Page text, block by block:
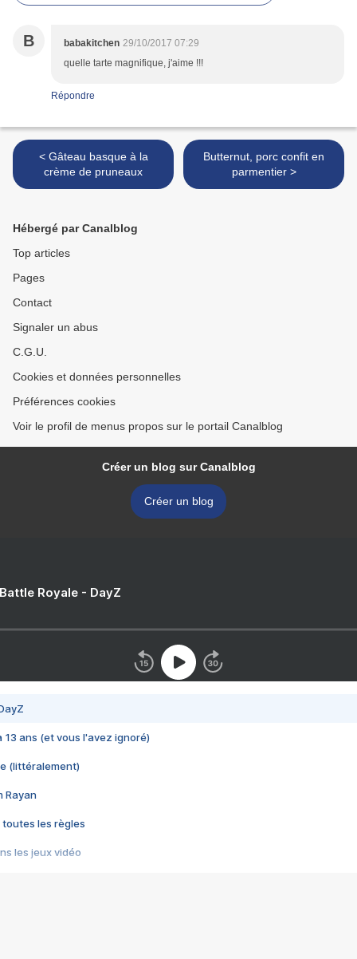
B babakitchen 29/10/2017 07:29
quelle tarte magnifique, j'aime !!!
Répondre
< Gâteau basque à la
crème de pruneaux
Butternut, porc confit en
parmentier >
Hébergé par Canalblog
Top articles
Pages
Contact
Signaler un abus
C.G.U.
Cookies et données personnelles
Préférences cookies
Voir le profil de menus propos sur le portail Canalblog
Créer un blog sur Canalblog
Créer un blog
Royale - DayZ
13 ans (et vous l'avez ignoré)
(littéralement)
Rayan
toutes les règles
les jeux vidéo